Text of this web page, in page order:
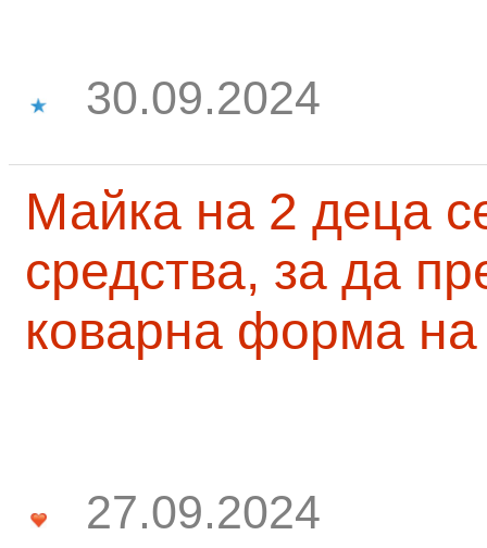
30.09.2024
Майка на 2 деца
средства, за да
коварна форма на
27.09.2024